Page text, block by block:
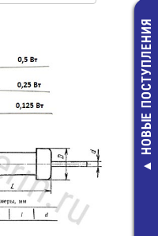
светодиода
5010
НОВЫЕ ПОСТУПЛЕНИЯ